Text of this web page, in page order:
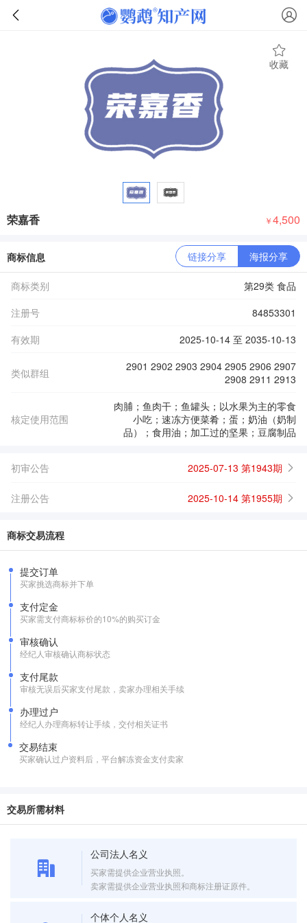
收藏
荣嘉香 ￥4,500
商标信息 链接分享 海报分享
商标类别
第29类 食品
注册号
84853301
有效期
2025-10-14 至 2035-10-13
类似群组
2901 2902 2903 2904 2905 2906 2907
2908 2911 2913
核定使用范围
肉脯；鱼肉干；鱼罐头；以水果为主的零食
小吃；速冻方便菜肴；蛋；奶油（奶制
品）；食用油；加工过的坚果；豆腐制品
初审公告 2025-07-13 第1943期
注册公告 2025-10-14 第1955期
商标交易流程
提交订单
买家挑选商标并下单
支付定金
买家需支付商标标价的10%的购买订金
审核确认
经纪人审核确认商标状态
支付尾款
审核无误后买家支付尾款，卖家办理相关手续
办理过户
经纪人办理商标转让手续，交付相关证书
交易结束
买家确认过户资料后，平台解冻资金支付卖家
交易所需材料
公司法人名义
买家需提供企业营业执照。
卖家需提供企业营业执照和商标注册证原件。
个体个人名义